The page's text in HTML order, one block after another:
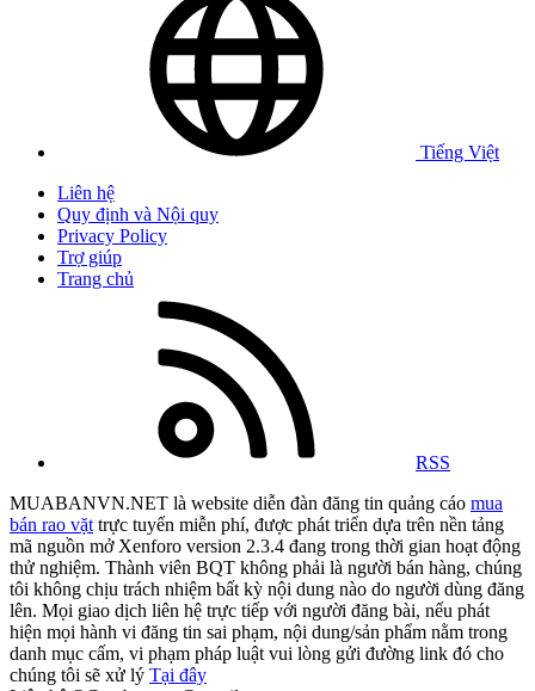
Tiếng Việt
Liên hệ
Quy định và Nội quy
Privacy Policy
Trợ giúp
Trang chủ
RSS
MUABANVN.NET là website diễn đàn đăng tin quảng cáo mua
bán rao vặt trực tuyến miễn phí, được phát triển dựa trên nền tảng
mã nguồn mở Xenforo version 2.3.4 đang trong thời gian hoạt động
thử nghiệm. Thành viên BQT không phải là người bán hàng, chúng
tôi không chịu trách nhiệm bất kỳ nội dung nào do người dùng đăng
lên. Mọi giao dịch liên hệ trực tiếp với người đăng bài, nếu phát
hiện mọi hành vi đăng tin sai phạm, nội dung/sản phẩm nằm trong
danh mục cấm, vi phạm pháp luật vui lòng gửi đường link đó cho
chúng tôi sẽ xử lý Tại đây